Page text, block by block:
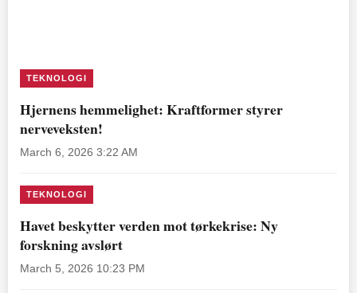
TEKNOLOGI
Hjernens hemmelighet: Kraftformer styrer
nerveveksten!
March 6, 2026 3:22 AM
TEKNOLOGI
Havet beskytter verden mot tørkekrise: Ny
forskning avslørt
March 5, 2026 10:23 PM